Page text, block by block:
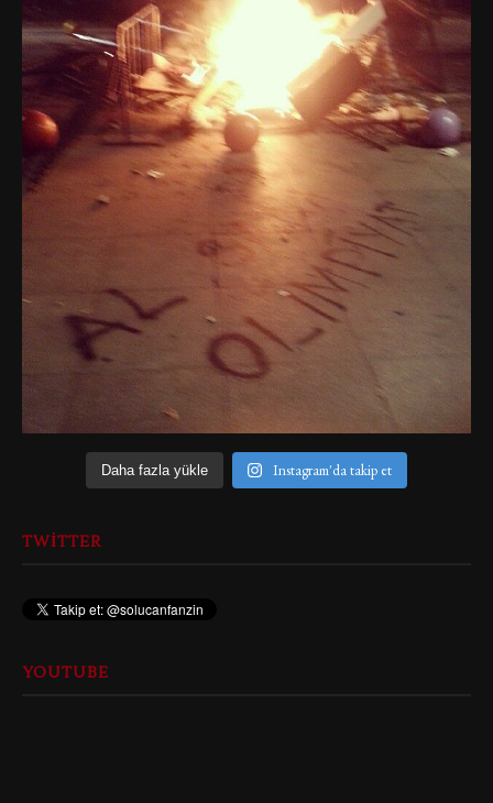
Daha fazla yükle Instagram'da takip et
TWITTER
YOUTUBE